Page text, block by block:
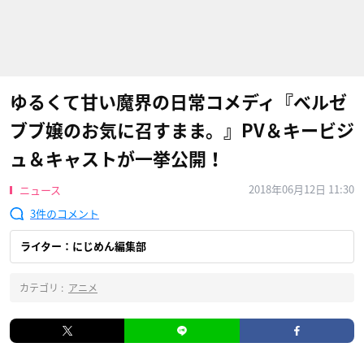
ゆるくて甘い魔界の日常コメディ『ベルゼ
ブブ嬢のお気に召すまま。』PV＆キービジ
ュ＆キャストが一挙公開！
ニュース
2018年06月12日 11:30
3
ライター：にじめん編集部
カテゴリ : アニメ